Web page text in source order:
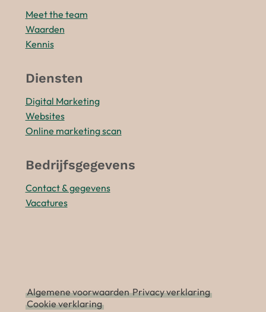
Meet the team
Waarden
Kennis
Diensten
Digital Marketing
Websites
Online marketing scan
Bedrijfsgegevens
Contact & gegevens
Vacatures
Algemene voorwaarden Privacy verklaring
Cookie verklaring